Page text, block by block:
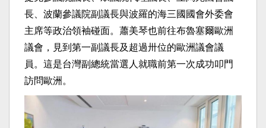
長、波蘭參議院副議長與波羅的海三國國會外委會
主席等政治領袖碰面。蕭美琴也前往布魯塞爾歐洲
議會，見到第一副議長及超過卅位的歐洲議會議
員。這是台灣副總統當選人就職前第一次成功叩門
訪問歐洲。